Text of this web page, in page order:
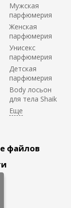
Мужская
парфюмерия
Женская
парфюмерия
Унисекс
парфюмерия
Детская
парфюмерия
Body лосьон
для тела Shaik
файлов